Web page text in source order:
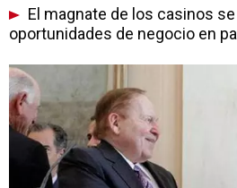
El magnate de los casinos
oportunidades de negocio en